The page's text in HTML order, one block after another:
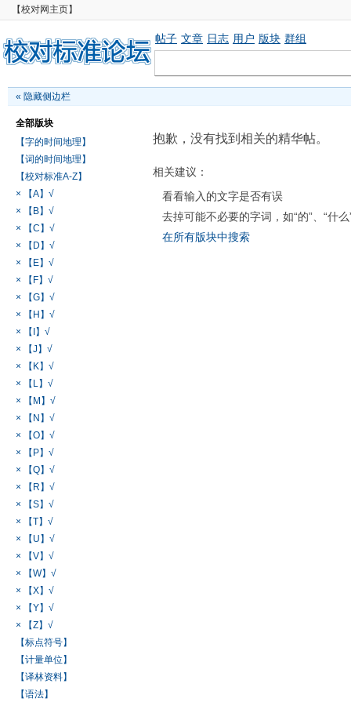
【校对网主页】
帖子 文章 日志 用户 版块 群组
« 隐藏侧边栏
全部版块
【字的时间地理】
【词的时间地理】
【校对标准A-Z】
× 【A】√
× 【B】√
× 【C】√
× 【D】√
× 【E】√
× 【F】√
× 【G】√
× 【H】√
× 【I】√
× 【J】√
× 【K】√
× 【L】√
× 【M】√
× 【N】√
× 【O】√
× 【P】√
× 【Q】√
× 【R】√
× 【S】√
× 【T】√
× 【U】√
× 【V】√
× 【W】√
× 【X】√
× 【Y】√
× 【Z】√
【标点符号】
【计量单位】
【译林资料】
【语法】
抱歉，没有找到相关的精华帖。
相关建议：
看看输入的文字是否有误
去掉可能不必要的字词，如“的”、“什么
在所有版块中搜索